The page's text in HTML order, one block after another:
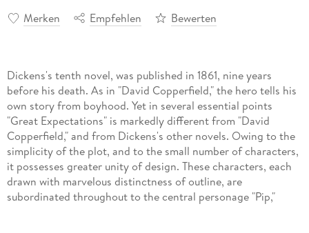
Merken Empfehlen Bewerten
Dickens's tenth novel, was published in 1861, nine years
before his death. As in "David Copperfield," the hero tells his
own story from boyhood. Yet in several essential points
"Great Expectations" is markedly different from "David
Copperfield," and from Dickens's other novels. Owing to the
simplicity of the plot, and to the small number of characters,
it possesses greater unity of design. These characters, each
drawn with marvelous distinctness of outline, are
subordinated throughout to the central personage "Pip,"